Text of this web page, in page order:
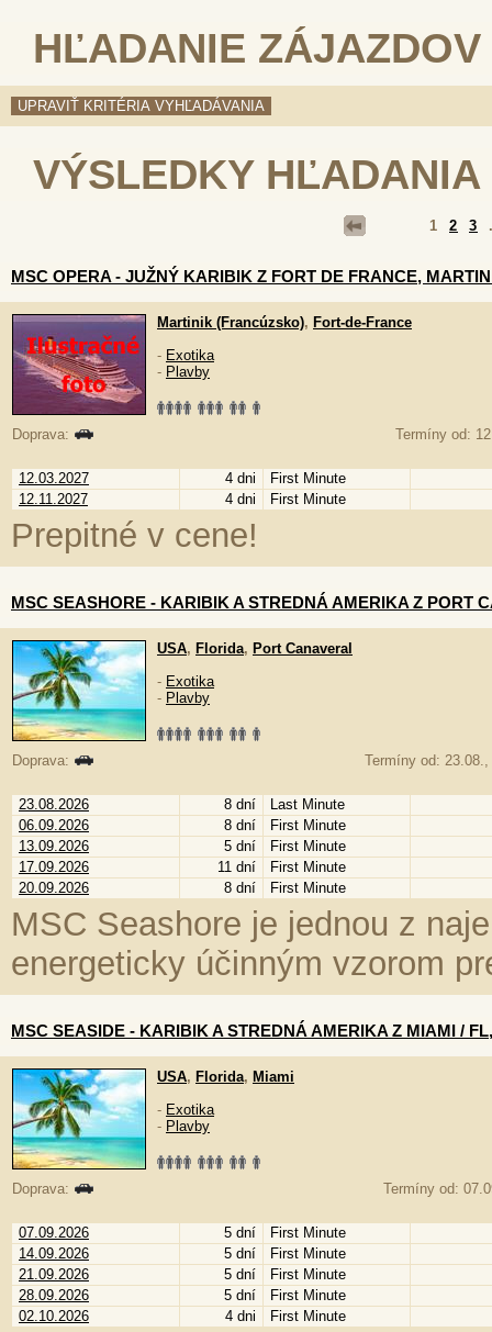
HĽADANIE ZÁJAZDOV
VÝSLEDKY HĽADANIA
1 2 3
MSC OPERA - JUŽNÝ KARIBIK Z FORT DE FRANCE,
Martinik (Francúzsko), Fort-de-France
- Exotika
- Plavby
Doprava: Termíny od:
12.03.2027 4 dni
First Minute
12.11.2027
4 dni First Minute
Prepitné v cene!
MSC SEASHORE - KARIBIK A STREDNÁ AMERIKA Z PORT
USA, Florida, Port Canaveral
- Exotika
- Plavby
Doprava: Termíny od:
23.08.2026 8 dní
Last Minute
06.09.2026
8 dní
First Minute
13.09.2026
5 dní
First Minute
17.09.2026
11 dní
First Minute
20.09.2026
8 dní First Minute
MSC Seashore je jednou z
energeticky účinným vzorom
MSC SEASIDE - KARIBIK A STREDNÁ AMERIKA Z MIAMI /
USA, Florida, Miami
- Exotika
- Plavby
Doprava: Termíny od:
07.09.2026 5 dní
First Minute
14.09.2026
5 dní
First Minute
21.09.2026
5 dní
First Minute
28.09.2026
5 dní
First Minute
02.10.2026
4 dni First Minute